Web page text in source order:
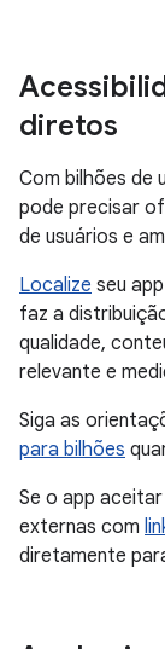
diretos
Com bilhões de
pode precisar
de usuários e
Localize seu
faz a
qualidade,
relevante e
Siga as
para bilhões
Se o app
externas com
diretamente